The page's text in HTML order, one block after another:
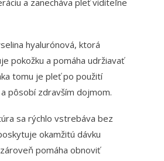
hyalurónová, ktorá
pokožku a pomáha udržiavať
tomu je pleť po použití
pôsobí zdravším dojmom.
sa rýchlo vstrebáva bez
okamžitú dávku
pomáha obnoviť